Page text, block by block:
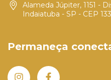
Alameda Júpiter, 1151 -
Indaiatuba - SP - CEP
Permaneça